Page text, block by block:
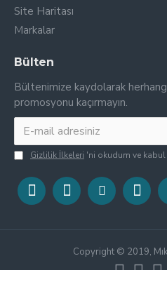
Site Haritası
Markalar
Bülten
Bültenimize kaydolarak
promosyonu kaçırmayın.
Gizlilik İlkeleri 'ni okudum ve
Copyright © 2019,